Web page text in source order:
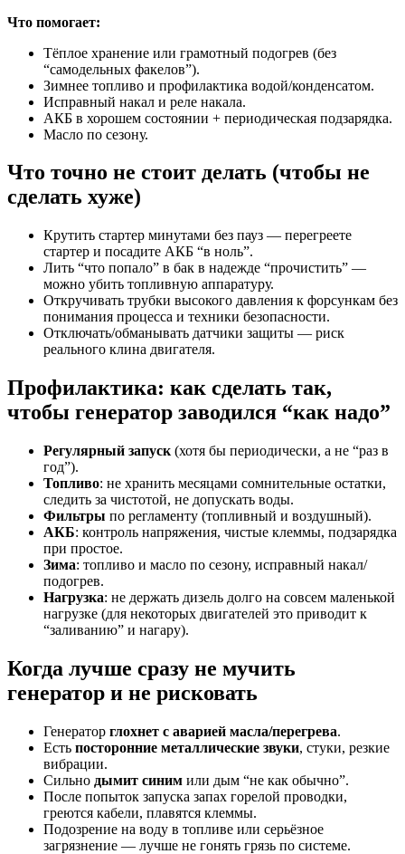
Что помогает:
Тёплое хранение или грамотный подогрев (без
“самодельных факелов”).
Зимнее топливо и профилактика водой/конденсатом.
Исправный накал и реле накала.
АКБ в хорошем состоянии + периодическая подзарядка.
Масло по сезону.
Что точно не стоит делать (чтобы не
сделать хуже)
Крутить стартер минутами без пауз — перегреете
стартер и посадите АКБ “в ноль”.
Лить “что попало” в бак в надежде “прочистить” —
можно убить топливную аппаратуру.
Откручивать трубки высокого давления к форсункам без
понимания процесса и техники безопасности.
Отключать/обманывать датчики защиты — риск
реального клина двигателя.
Профилактика: как сделать так,
чтобы генератор заводился “как надо”
Регулярный запуск (хотя бы периодически, а не “раз в
год”).
Топливо: не хранить месяцами сомнительные остатки,
следить за чистотой, не допускать воды.
Фильтры по регламенту (топливный и воздушный).
АКБ: контроль напряжения, чистые клеммы, подзарядка
при простое.
Зима: топливо и масло по сезону, исправный накал/
подогрев.
Нагрузка: не держать дизель долго на совсем маленькой
нагрузке (для некоторых двигателей это приводит к
“заливанию” и нагару).
Когда лучше сразу не мучить
генератор и не рисковать
Генератор глохнет с аварией масла/перегрева.
Есть посторонние металлические звуки, стуки, резкие
вибрации.
Сильно дымит синим или дым “не как обычно”.
После попыток запуска запах горелой проводки,
греются кабели, плавятся клеммы.
Подозрение на воду в топливе или серьёзное
загрязнение — лучше не гонять грязь по системе.